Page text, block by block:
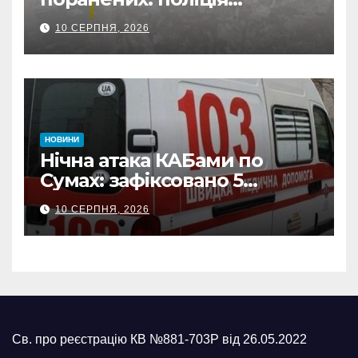
Сумщини документує
наслідки масованих
ворожих обстрілів
10 СЕРПНЯ, 2026
НОВИНИ
Нічна атака КАБами по
Сумах: зафіксовано 5
влучань, щонайменше
п’ятеро поранених
10 СЕРПНЯ, 2026
Св. про реєстрацію КВ №881-703Р від 26.05.2022